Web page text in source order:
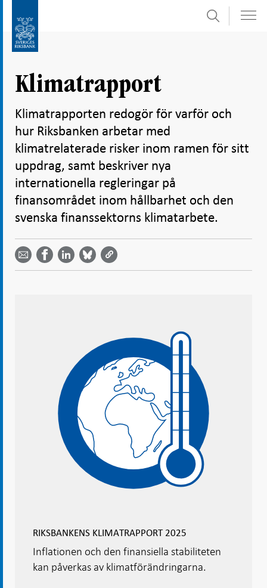
direkt
undersidor
Sök
Klimatrapport
Klimatrapporten redogör för varför och
hur Riksbanken arbetar med
klimatrelaterade risker inom ramen för sitt
uppdrag, samt beskriver nya
internationella regleringar på
finansområdet inom hållbarhet och den
svenska finanssektorns klimatarbete.
Dela
email -
Öppnas
Dela på
Facebook
- Öppnas
Dela på
LinkedIn
-
Öppnas
på
Bluesky
-
på
Twitter
-
RIKSBANKENS KLIMATRAPPORT 2025
Inflationen och den finansiella stabiliteten
kan påverkas av klimatförändringarna.